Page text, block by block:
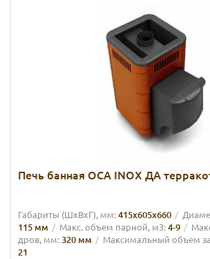
Печь банная ОСА INOX ДА
Габариты (ШхВхГ), мм:415х605х660
115 мм Макс. объем парной, м3:4-9
дров, мм:320 мм Максимальный объем
21